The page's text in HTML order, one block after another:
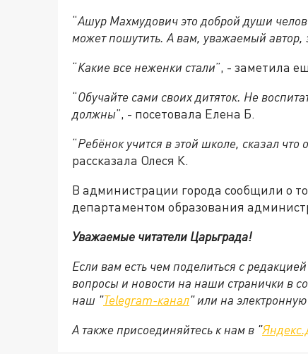
“Ашур Махмудович это доброй души
может пошутить. А вам, уважаемый автор,
“Какие все неженки стали”, - заметила
“Обучайте сами своих дитяток. Не
должны”, - посетовала Елена Б.
“Ребёнок учится в этой школе, сказал
рассказала Олеся К.
В администрации города сообщили о
департаментом образования
Уважаемые читатели Царьграда!
Если вам есть чем поделиться с
вопросы и новости на наши странички в
наш "Telegram-канал" или на
А также присоединяйтесь к нам в "